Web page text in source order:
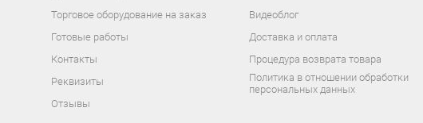
Торговое оборудование на заказ
Готовые работы
Контакты
Реквизиты
Отзывы
Видеоблог
Доставка и оплата
Процедура возврата товара
Политика в отношении обработки
персональных данных